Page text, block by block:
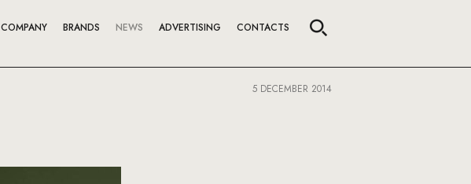
COMPANY BRANDS NEWS ADVERTISING CONTACTS
5 DECEMBER 2014